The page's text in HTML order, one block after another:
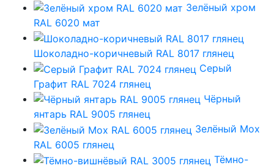
Зелёный хром
RAL 6020 мат
Шоколадно-коричневый RAL 8017 глянец
Серый
Графит RAL 7024 глянец
Чёрный
янтарь RAL 9005 глянец
Зелёный Мох
RAL 6005 глянец
Тёмно-